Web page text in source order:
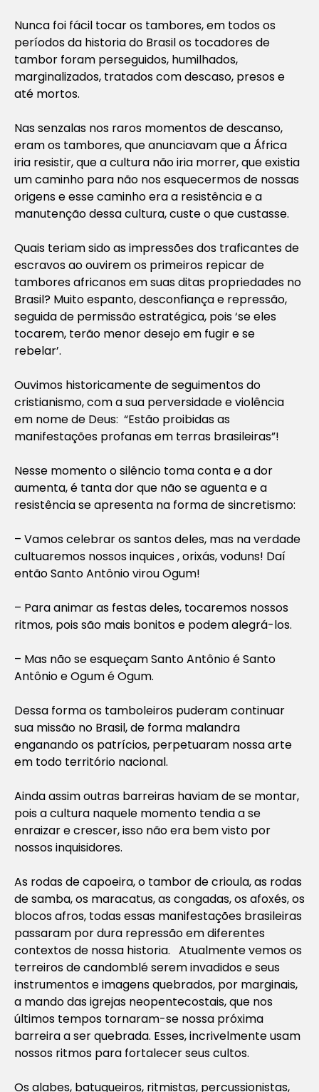
Nunca foi fácil tocar os tambores, em todos os
períodos da historia do Brasil os tocadores de
tambor foram perseguidos, humilhados,
marginalizados, tratados com descaso, presos e
até mortos.
Nas senzalas nos raros momentos de descanso,
eram os tambores, que anunciavam que a África
iria resistir, que a cultura não iria morrer, que existia
um caminho para não nos esquecermos de nossas
origens e esse caminho era a resistência e a
manutenção dessa cultura, custe o que custasse.
Quais teriam sido as impressões dos traficantes de
escravos ao ouvirem os primeiros repicar de
tambores africanos em suas ditas propriedades no
Brasil? Muito espanto, desconfiança e repressão,
seguida de permissão estratégica, pois ‘se eles
tocarem, terão menor desejo em fugir e se
rebelar’.
Ouvimos historicamente de seguimentos do
cristianismo, com a sua perversidade e violência
em nome de Deus: “Estão proibidas as
manifestações profanas em terras brasileiras”!
Nesse momento o silêncio toma conta e a dor
aumenta, é tanta dor que não se aguenta e a
resistência se apresenta na forma de sincretismo:
– Vamos celebrar os santos deles, mas na verdade
cultuaremos nossos inquices , orixás, voduns! Daí
então Santo Antônio virou Ogum!
– Para animar as festas deles, tocaremos nossos
ritmos, pois são mais bonitos e podem alegrá-los.
– Mas não se esqueçam Santo Antônio é Santo
Antônio e Ogum é Ogum.
Dessa forma os tamboleiros puderam continuar
sua missão no Brasil, de forma malandra
enganando os patrícios, perpetuaram nossa arte
em todo território nacional.
Ainda assim outras barreiras haviam de se montar,
pois a cultura naquele momento tendia a se
enraizar e crescer, isso não era bem visto por
nossos inquisidores.
As rodas de capoeira, o tambor de crioula, as rodas
de samba, os maracatus, as congadas, os afoxés, os
blocos afros, todas essas manifestações brasileiras
passaram por dura repressão em diferentes
contextos de nossa historia. Atualmente vemos os
terreiros de candomblé serem invadidos e seus
instrumentos e imagens quebrados, por marginais,
a mando das igrejas neopentecostais, que nos
últimos tempos tornaram-se nossa próxima
barreira a ser quebrada. Esses, incrivelmente usam
nossos ritmos para fortalecer seus cultos.
Os alabes, batuqueiros, ritmistas, percussionistas,